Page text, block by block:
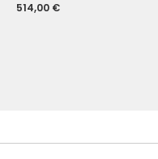
514,00 €